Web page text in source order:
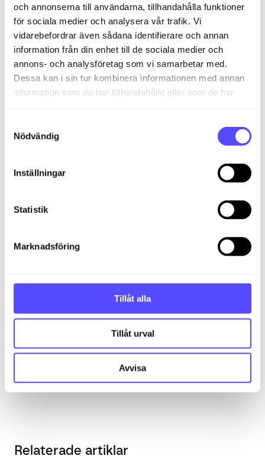
och annonserna till användarna, tillhandahålla funktioner
för sociala medier och analysera vår trafik. Vi
vidarebefordrar även sådana identifierare och annan
information från din enhet till de sociala medier och
annons- och analysföretag som vi samarbetar med.
Dessa kan i sin tur kombinera informationen med annan
information som du har tillhandahållit eller som de har
Nödvändig
Inställningar
Statistik
Marknadsföring
Tillåt alla
Tillåt urval
Avvisa
förskjutning.
Du kan se exempel på hur du konfigurerar
abonnemangsfaktureringhär.
Vid generering av fakturan blir
fakturan gäller för.
abonnemangsfaktura blir användaren bedd om att
Avaktivera denna om du huvudsakligen jobbar med
fastpriser.
Använd dynamisk namngivning: Namnet uppdateras
automatiskt om varan får ett nytt namn i
artikelregistret.
Relaterade artiklar